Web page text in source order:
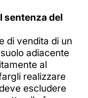
sentenza del
di vendita di un
adiacente
al
realizzare
escludere